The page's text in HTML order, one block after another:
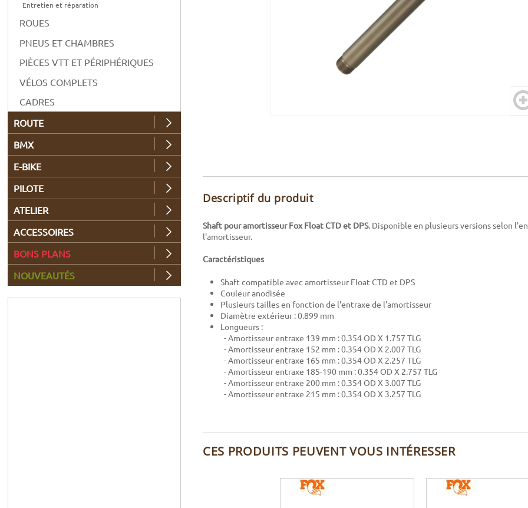
Descriptif du produit
Shaft pour amortisseur Fox Float CTD et DPS. Disponible en plusieurs versions selon
l'amortisseur.
Caractéristiques
Shaft compatible avec amortisseur Float CTD et DPS
Couleur anodisée
Plusieurs tailles en fonction de l'entraxe de l'amortisseur
Diamètre extérieur : 0.899 mm
Longueurs :
- Amortisseur entraxe 139 mm : 0.354 OD X 1.757 TLG
- Amortisseur entraxe 152 mm : 0.354 OD X 2.007 TLG
- Amortisseur entraxe 165 mm : 0.354 OD X 2.257 TLG
- Amortisseur entraxe 185-190 mm : 0.354 OD X 2.757 TLG
- Amortisseur entraxe 200 mm : 0.354 OD X 3.007 TLG
- Amortisseur entraxe 215 mm : 0.354 OD X 3.257 TLG
CES PRODUITS PEUVENT VOUS INTÉRESSER
Entretien et réparation
ROUES
PNEUS ET CHAMBRES
PIÈCES VTT ET PÉRIPHÉRIQUES
VÉLOS COMPLETS
CADRES
ROUTE
BMX
E-BIKE
PILOTE
ATELIER
ACCESSOIRES
BONS PLANS
NOUVEAUTÉS